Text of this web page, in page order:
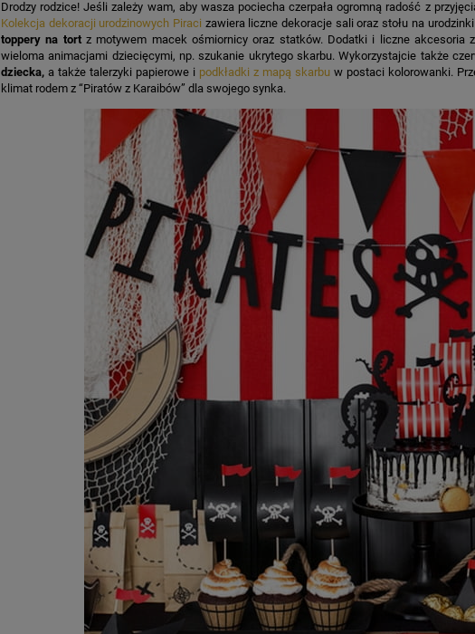
Drodzy rodzice! Jeśli zależy wam, aby wasza pociecha czerpała ogromną radość z
Kolekcja dekoracji urodzinowych Piraci zawiera liczne dekoracje sali oraz stołu na
toppery na tort z motywem macek ośmiornicy oraz statków. Dodatki i liczne akcesoria
wieloma animacjami dziecięcymi, np. szukanie ukrytego skarbu. Wykorzystajcie także
dziecka, a także talerzyki papierowe i podkładki z mapą skarbu w postaci kolorowanki.
klimat rodem z “Piratów z Karaibów” dla swojego synka.